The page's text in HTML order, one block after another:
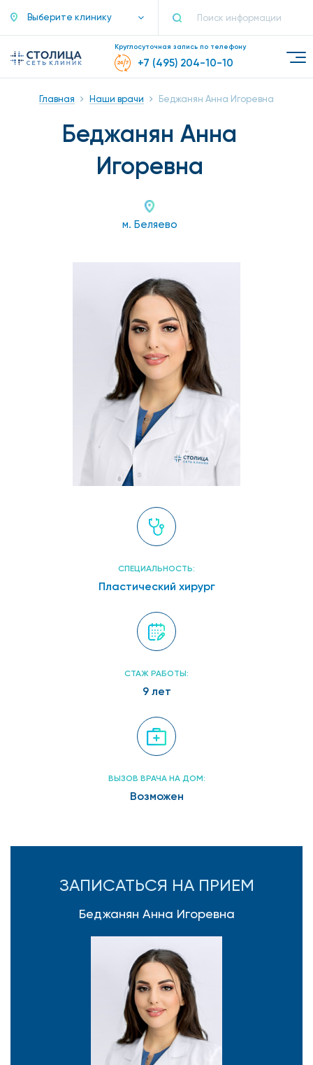
Выберите клинику
Круглосуточная запись по телефону
+7 (495) 204-10-10
Главная Наши врачи Беджанян Анна Игоревна
Беджанян Анна
Игоревна
м. Беляево
СПЕЦИАЛЬНОСТЬ:
Пластический хирург
СТАЖ РАБОТЫ:
9 лет
ВЫЗОВ ВРАЧА НА ДОМ:
Возможен
ЗАПИСАТЬСЯ НА ПРИЕМ
Беджанян Анна Игоревна